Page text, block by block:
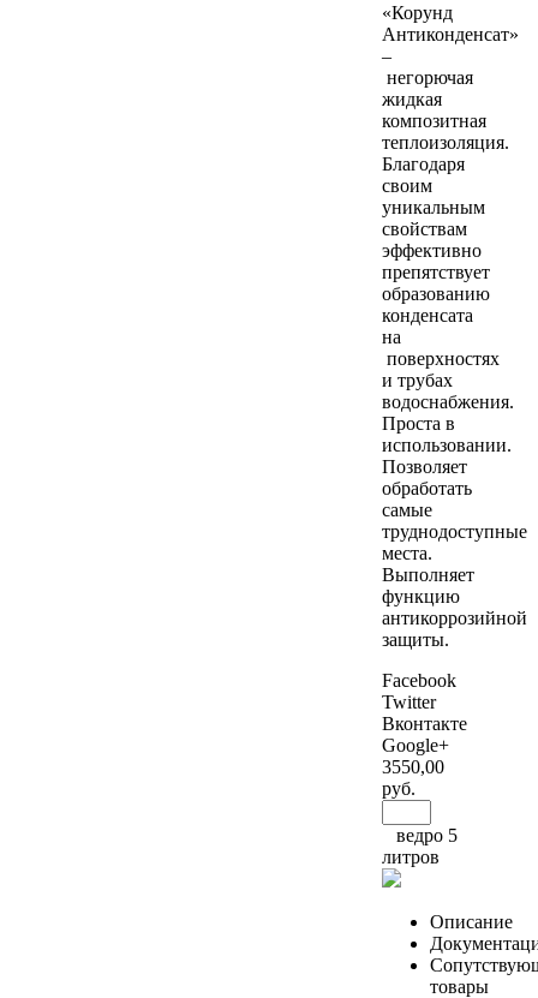
«Корунд
Антиконденсат»
–
негорючая
жидкая
композитная
теплоизоляция.
Благодаря
своим
уникальным
свойствам
эффективно
препятствует
образованию
конденсата
на
поверхностях
и трубах
водоснабжения.
Проста в
использовании.
Позволяет
обработать
самые
труднодоступные
места.
Выполняет
функцию
антикоррозийной
защиты.
Facebook
Twitter
Вконтакте
Google+
3550,00
руб.
ведро 5
литров
Описание
товары